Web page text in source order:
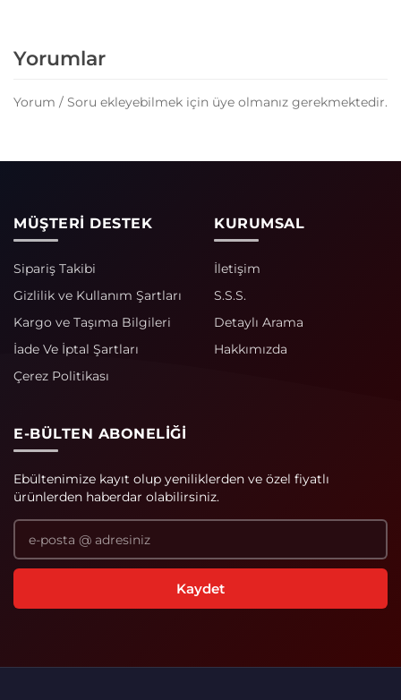
Yorumlar
Yorum / Soru ekleyebilmek için üye olmanız gerekmektedir.
MÜŞTERİ DESTEK
Sipariş Takibi
Gizlilik ve Kullanım Şartları
Kargo ve Taşıma Bilgileri
İade Ve İptal Şartları
Çerez Politikası
KURUMSAL
İletişim
S.S.S.
Detaylı Arama
Hakkımızda
E-BÜLTEN ABONELIĞI
Ebültenimize kayıt olup yeniliklerden ve özel fiyatlı
ürünlerden haberdar olabilirsiniz.